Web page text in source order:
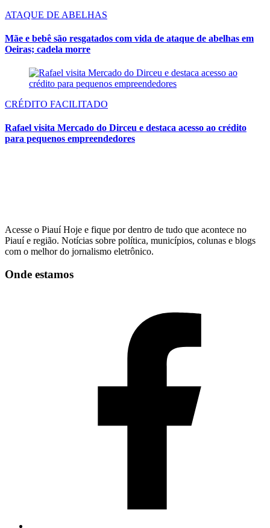
ATAQUE DE ABELHAS
Mãe e bebê são resgatados com vida de ataque de abelhas em
Oeiras; cadela morre
CRÉDITO FACILITADO
Rafael visita Mercado do Dirceu e destaca acesso ao crédito
para pequenos empreendedores
Acesse o Piauí Hoje e fique por dentro de tudo que acontece no
Piauí e região. Notícias sobre política, municípios, colunas e blogs
com o melhor do jornalismo eletrônico.
Onde estamos